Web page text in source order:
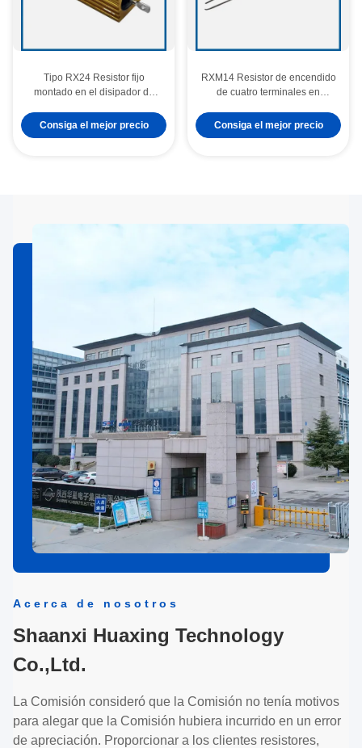
Tipo RX24 Resistor fijo
montado en el disipador de
Consiga el mejor precio
RXM14 Resistor de encendido
de cuatro terminales en
Consiga el mejor precio
Acerca de nosotros
Shaanxi Huaxing Technology
Co.,Ltd.
La Comisión consideró que la Comisión no tenía motivos
para alegar que la Comisión hubiera incurrido en un error
de apreciación. Proporcionar a los clientes resistores,